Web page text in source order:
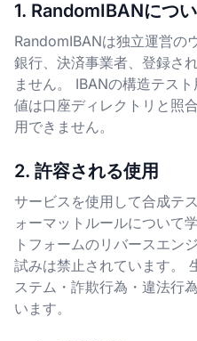
1. RandomIBANにつ
RandomIBANは独立運営の
銀行、決済事業者、登録さ
ません。 IBANの構造テス
値は口座ディレクトリと照
用できません。
2. 許容される使用
サービスを使用して合成テ
ォーマットルールについて
トフォームのリバースエン
試みは禁止されています。
ステム・詐欺行為・違法行
います。